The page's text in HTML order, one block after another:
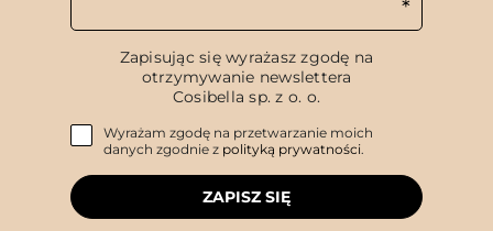
Zapisując się wyrażasz zgodę na
otrzymywanie newslettera
Cosibella sp. z o. o.
Wyrażam zgodę na przetwarzanie moich
danych zgodnie z polityką prywatności.
ZAPISZ SIĘ